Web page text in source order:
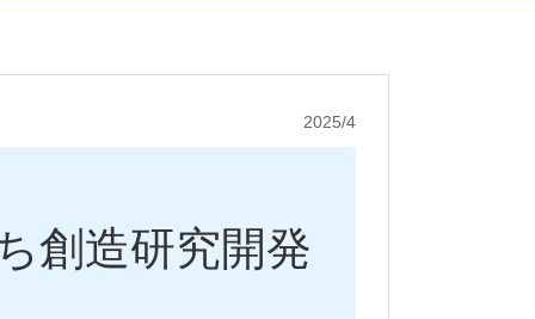
2025/4
創造研究開発